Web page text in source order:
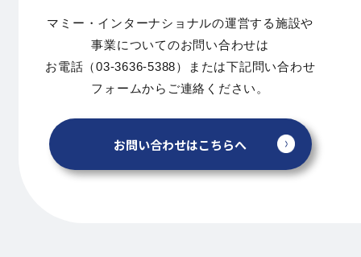
マミー・インターナショナルの運営する施設や
事業についてのお問い合わせは
お電話（03-3636-5388）または下記問い合わせ
フォームからご連絡ください。
お問い合わせはこちらへ